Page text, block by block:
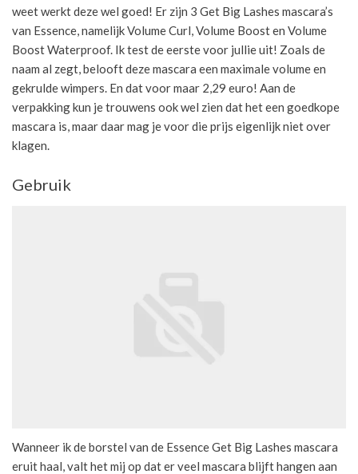
weet werkt deze wel goed! Er zijn 3 Get Big Lashes mascara’s
van Essence, namelijk Volume Curl, Volume Boost en Volume
Boost Waterproof. Ik test de eerste voor jullie uit! Zoals de
naam al zegt, belooft deze mascara een maximale volume en
gekrulde wimpers. En dat voor maar 2,29 euro! Aan de
verpakking kun je trouwens ook wel zien dat het een goedkope
mascara is, maar daar mag je voor die prijs eigenlijk niet over
klagen.
Gebruik
Wanneer ik de borstel van de Essence Get Big Lashes mascara
eruit haal, valt het mij op dat er veel mascara blijft hangen aan